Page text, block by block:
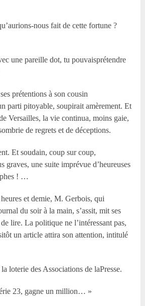
nous fait de cette fortune ?
une pareille dot, tu pouvaisprétendre
prétentions à son cousin
parti pitoyable, soupirait amèrement. Et
Versailles, la vie continua, moins gaie,
de regrets et de déceptions.
Et soudain, coup sur coup,
graves, une suite imprévue d’heureuses
! …
et demie, M. Gerbois, qui
du soir à la main, s’assit, mit ses
lire. La politique ne l’intéressant pas,
un article attira son attention, intitulé
loterie des Associations de laPresse.
23, gagne un million… »